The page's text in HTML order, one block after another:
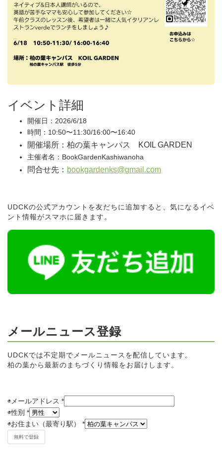
イベント詳細
開催日：2026/6/18
時間：10:50〜11:30/16:00〜16:40
開催場所：柏の葉キャンパス KOIL GARDEN
主催者名：BookGardenKashiwanoha
問合せ先： bookgardenks@gmail.com
UDCKの公式アカウントを友だちに追加すると、気になるイベ
ント情報がスマホに届きます。
メールニュース登録
UDCKでは不定期でメールニュースを配信しています。
柏の葉から最新のまちづくり情報をお届けします。
◉メールアドレス *
◉性別 *
◉お住まい（最寄り駅） *